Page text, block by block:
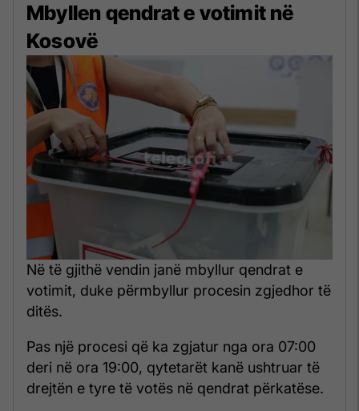
Mbyllen qendrat e votimit në
Kosovë
Në të gjithë vendin janë mbyllur qendrat e
votimit, duke përmbyllur procesin zgjedhor të
ditës.
Pas një procesi që ka zgjatur nga ora 07:00
deri në ora 19:00, qytetarët kanë ushtruar të
drejtën e tyre të votës në qendrat përkatëse.